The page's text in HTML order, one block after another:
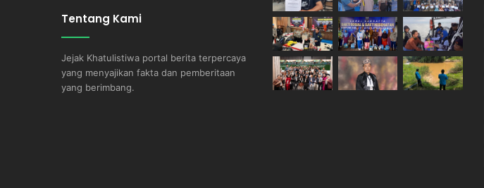
Tentang Kami
Jejak Khatulistiwa portal berita terpercaya
yang menyajikan fakta dan pemberitaan
yang berimbang.